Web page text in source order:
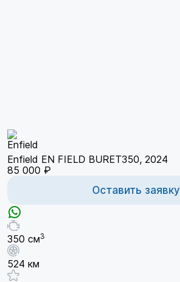
Enfield EN FIELD BURET350, 2024
85 000 ₽
Оставить заявку
350 см3
524 км